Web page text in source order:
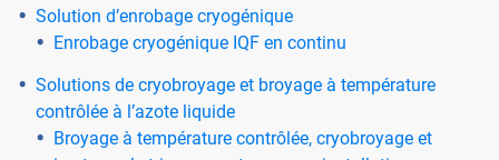
Solution d’enrobage cryogénique
Enrobage cryogénique IQF en continu
Solutions de cryobroyage et broyage à température
contrôlée à l’azote liquide
Broyage à température contrôlée, cryobroyage et